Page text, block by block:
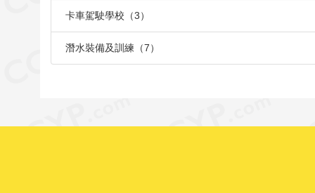
卡車駕駛學校（3）
潛水裝備及訓練（7）